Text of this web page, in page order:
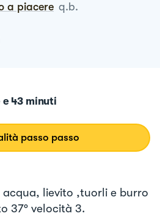
a piacere q.b.
e 43 minuti
passo passo
lievito ,tuorli e burro
37° velocità 3.